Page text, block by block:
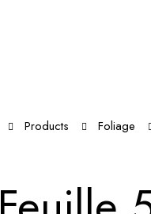
Products Foliage